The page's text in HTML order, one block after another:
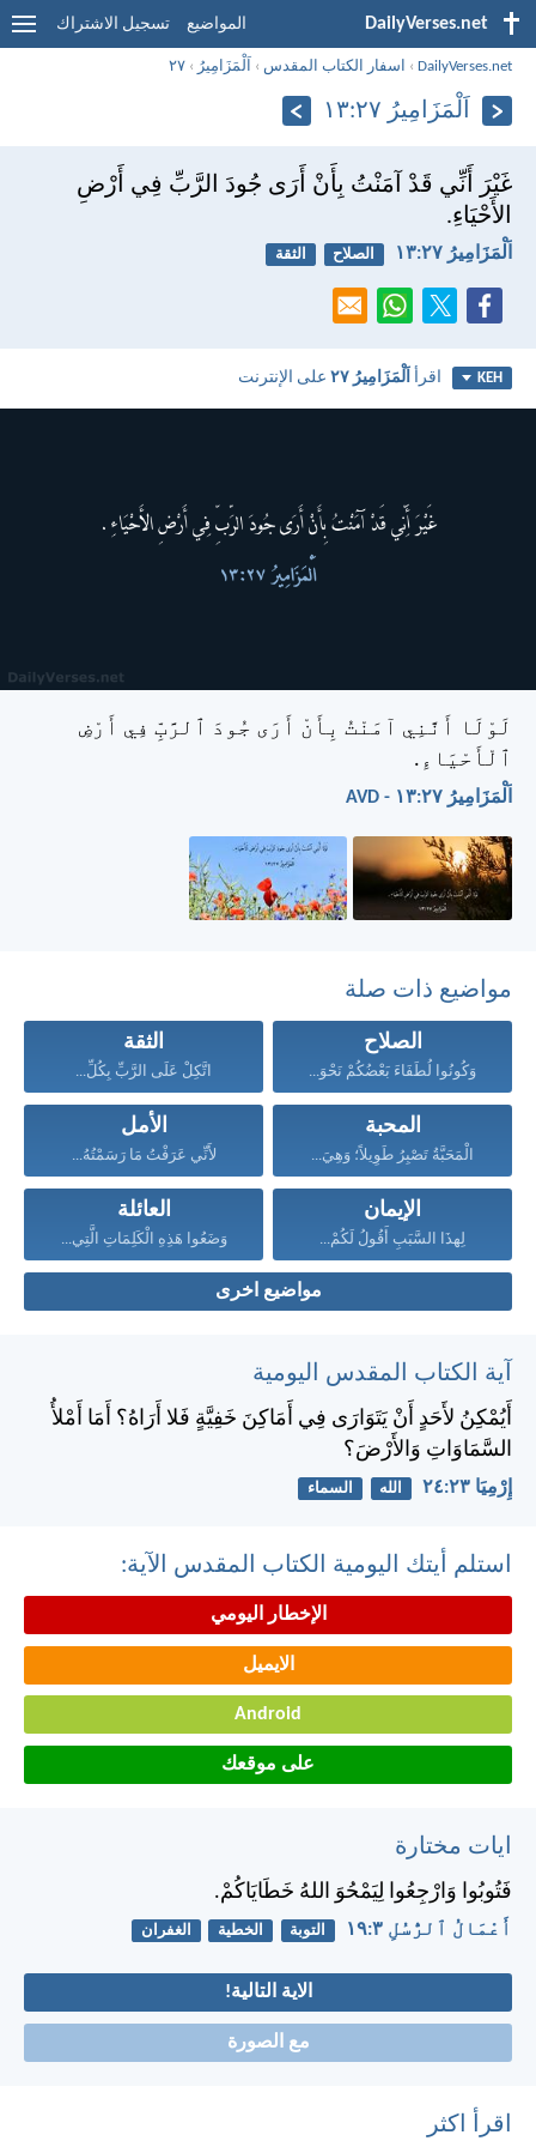
DailyVerses.net المواضيع تسجيل الاشتراك
DailyVerses.net
› اسفار الكتاب المقدس › اَلْمَزَامِيرُ ›٢٧
اَلْمَزَامِيرُ ٢٧:‏١٣
غَيْرَ أَنِّي قَدْ آمَنْتُ بِأَنْ أَرَى جُودَ الرَّبِّ فِي أَرْضِ
الأَحْيَاءِ.
اَلْمَزَامِيرُ ٢٧:‏١٣ الصلاح الثقة
KEH اقرأاَلْمَزَامِيرُ ٢٧ على الإنترنت
لَوْلَا أَنَّنِي آمَنْتُ بِأَنْ أَرَى جُودَ ٱلرَّبِّ فِي أَرْضِ
ٱلْأَحْيَاءِ.
اَلْمَزَامِيرُ ٢٧:‏١٣ - AVD
مواضيع ذات صلة
الصلاح
وَكُونُوا لُطَفَاءَ بَعْضُكُمْ نَحْوَ...
الثقة
اتَّكِلْ عَلَى الرَّبِّ بِكُلِّ...
المحبة
الْمَحَبَّةُ تَصْبِرُ طَوِيلاً؛ وَهِيَ...
الأمل
لأَنِّي عَرَفْتُ مَا رَسَمْتُهُ...
الإيمان
لِهذَا السَّبَبِ أَقُولُ لَكُمْ...
العائلة
وَضَعُوا هَذِهِ الْكَلِمَاتِ الَّتِي...
مواضيع اخرى
آية الكتاب المقدس اليومية
أَيُمْكِنُ لأَحَدٍ أَنْ يَتَوَارَى فِي أَمَاكِنَ خَفِيَّةٍ فَلا أَرَاهُ؟ أَمَا أَمْلأُ
السَّمَاوَاتِ وَالأَرْضَ؟
إِرْمِيَا ٢٣:‏٢٤ الله السماء
استلم أيتك اليومية الكتاب المقدس الآية:
الإخطار اليومي
الايميل
Android
على موقعك
ايات مختارة
فَتُوبُوا وَارْجِعُوا لِيَمْحُوَ اللهُ خَطَايَاكُمْ.
أَعْمَالُ ٱلرُّسُلِ ٣:‏١٩ التوبة الخطية الغفران
الاية التالية!
مع الصورة
اقرأ اكثر